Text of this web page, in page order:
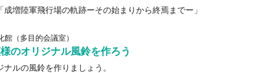
成増陸軍飛行場の軌跡ーその始まりから終焉までー」
館（多目的会議室）
のオリジナル風鈴を作ろう
ルの風鈴を作りましょう。